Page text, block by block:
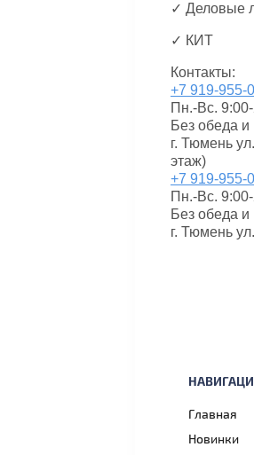
✓ Деловые
✓ КИТ
Контакты:
+7 919-955-
Пн.-Вс.
Без обеда
г. Тюмень
этаж)
+7 919-955-
Пн.-Вс.
Без обеда
г. Тюмень
Главная
Новинки